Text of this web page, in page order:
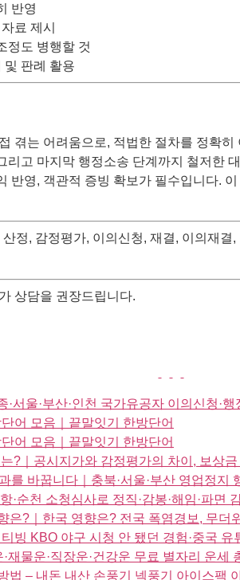
반영
료 제시
정도 병행할 것
및 판례 활용
겪는 어려움으로, 적법한 절차를 정확
고 마지막 행정소송 단계까지 철저한
반영, 객관적 증빙 확보가 필수입니다.
정, 감정평가, 이의신청, 재결, 이의재
상담을 권장드립니다.
서울·부산·인천 국가유공자 이의신청·
어 모음｜끝말잇기 한방단어
어 모음｜끝말잇기 한방단어
?｜공시지가와 감정평가의 차이, 보상
바꿉니다｜충북·서울·부산 영업정지
순천 소청심사로 정직·감봉·해임·파면
?｜한국 영향은? 전국 폭염경보, 무더
빙 KBO 야구 시청 안 됐던 경험·중국 유
물운·직장운·건강운 무료 별자리 운세
– 내돈 내산 손풍기 넥풍기 아이스팩